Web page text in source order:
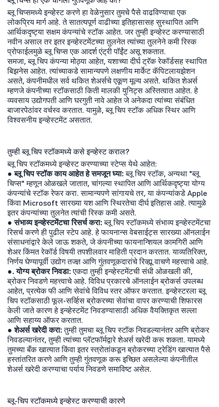
ब्लू चिप्समध्ये इन्व्हेस्ट करणे हा वेळेनुसार तुमचे पैसे वाढविण्याचा एक
लोकप्रिय मार्ग आहे. ते सातत्यपूर्ण वाढीच्या इतिहासासह सुस्थापित आणि
आर्थिकदृष्ट्या सक्षम कंपन्यांचे स्टॉक आहेत. जर तुम्ही इन्व्हेस्ट करण्यासाठी
नवीन असाल तर इतर इन्व्हेस्टमेंटच्या तुलनेत त्यांच्या तुलनेने कमी रिस्क
प्रोफाईलमुळे ब्लू चिप्स एक आदर्श एंट्री पॉईंट असू शकतात.
समजा, ब्लू चिप कंपन्या मोठ्या आहेत, यशाच्या दीर्घ ट्रॅक रेकॉर्डसह स्थापित
बिझनेस आहेत. त्यांच्याकडे सामान्यपणे लक्षणीय मार्केट कॅपिटलायझेशन
असते, कंपनीमधील सर्व थकित शेअर्सचे एकूण मूल्य असते. थकित शेअर्स
म्हणजे कंपनीच्या स्टॉकसाठी किती मालकी युनिट्स अस्तित्वात आहेत. हे
व्यवसाय उद्योगपती आणि घरगुती नावे आहेत जे अनेकदा त्यांच्या संबंधित
बाजारपेठांवर वर्चस्व करतात. यामुळे, ब्लू चिप स्टॉक अधिक स्थिर आणि
विश्वसनीय इन्व्हेस्टमेंट असतात.
तुम्ही ब्लू चिप स्टॉकमध्ये कसे इन्व्हेस्ट कराल?
ब्लू चिप स्टॉकमध्ये इन्व्हेस्ट करण्याच्या स्टेप्स येथे आहेत:
● ब्लू चिप स्टॉक काय आहेत हे समजून घ्या:ब्लू चिप स्टॉक, अन्यथा "ब्लू
चिप्स" म्हणून ओळखले जातात, चांगल्या स्थापित आणि आर्थिकदृष्ट्या योग्य
कंपन्यांचे स्टॉक रेफर करा. सामान्यपणे सांगायचे तर, या कंपन्यांकडे Apple
किंवा Microsoft सारख्या यश आणि स्थिरतेचा दीर्घ इतिहास आहे. त्यामुळे
इतर कंपन्यांच्या तुलनेत त्यांची रिस्क कमी असते.
● संभाव्य इन्व्हेस्टमेंटचा रिसर्च करा:ब्लू चिप स्टॉकमध्ये संभाव्य इन्व्हेस्टमेंटचा
रिसर्च करणे ही पुढील स्टेप आहे. हे फायनान्स वेबसाईट्स सारख्या ऑनलाईन
संसाधनांद्वारे केले जाऊ शकते, जे कंपनीच्या फायनान्शियल कामगिरी आणि
शेअर किंमत रेकॉर्ड विषयी तपशीलवार माहिती प्रदान करतात. याव्यतिरिक्त,
निर्णय घेण्यापूर्वी उद्योग तज्ज्ञ आणि गुंतवणूकदारांचे रिव्ह्यू वाचणे महत्त्वाचे आहे.
●. योग्य ब्रोकर निवडा:एकदा तुम्ही इन्व्हेस्टमेंटची संधी ओळखली की,
ब्रोकर निवडणे महत्त्वाचे आहे. विविध प्रकारचे ऑनलाईन ब्रोकर्स उपलब्ध
आहेत, प्रत्येक फी आणि सेवांचे विविध स्तर ऑफर करतात. इन्व्हेस्टरला ब्लू
चिप स्टॉकसाठी फूल-सर्व्हिस ब्रोकरच्या सेवांचा वापर करण्याची शिफारस
केली जाते कारण हे इन्व्हेस्टमेंट निवडण्यासाठी अधिक वैयक्तिकृत सल्ला
आणि सहाय्य ऑफर करतात.
● शेअर्स खरेदी करा:तुम्ही तुमचा ब्लू चिप स्टॉक निवडल्यानंतर आणि ब्रोकर
निवडल्यानंतर, तुम्ही त्यांच्या प्लॅटफॉर्मद्वारे शेअर्स खरेदी करू शकता. यामध्ये
तुमच्या बँक खात्यात किंवा इतर स्त्रोतांकडून ब्रोकरच्या ट्रेडिंग खात्यात पैसे
हस्तांतरित करणे आणि तुम्ही गुंतवणूक करू इच्छित असलेल्या कंपनीतील
शेअर्स खरेदी करण्याचा पर्याय निवडणे समाविष्ट असेल.
ब्लू-चिप स्टॉकमध्ये इन्व्हेस्ट करण्याची कारणे